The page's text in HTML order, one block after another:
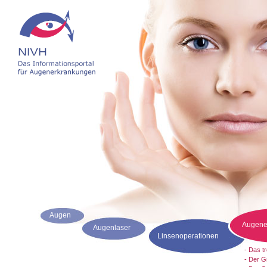
Augen
Augenlaser
Linsenoperationen
- Das
- Der